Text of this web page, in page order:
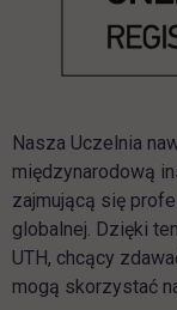
Nasza Uczelnia
międzynarodową
zajmującą się
globalnej. Dzięki
UTH, chcący
mogą skorzystać